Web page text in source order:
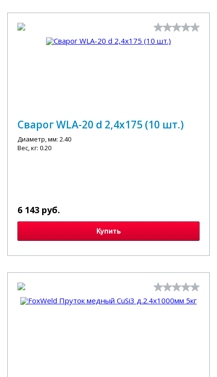
Сварог WLA-20 d 2,4x175 (10 шт.)
Диаметр, мм: 2.40
Вес, кг: 0.20
6 143 руб.
Купить